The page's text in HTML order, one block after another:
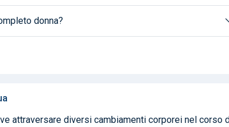
donna?
attraversare diversi cambiamenti corporei nel corso